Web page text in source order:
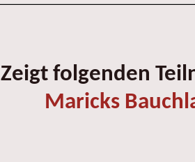
Zeigt folgenden
Maricks